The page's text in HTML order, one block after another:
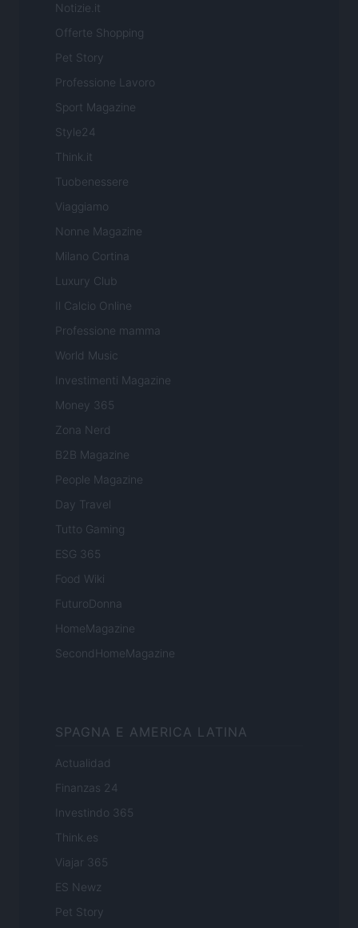
Notizie.it
Offerte Shopping
Pet Story
Professione Lavoro
Sport Magazine
Style24
Think.it
Tuobenessere
Viaggiamo
Nonne Magazine
Milano Cortina
Luxury Club
Il Calcio Online
Professione mamma
World Music
Investimenti Magazine
Money 365
Zona Nerd
B2B Magazine
People Magazine
Day Travel
Tutto Gaming
ESG 365
Food Wiki
FuturoDonna
HomeMagazine
SecondHomeMagazine
SPAGNA E AMERICA LATINA
Actualidad
Finanzas 24
Investindo 365
Think.es
Viajar 365
ES Newz
Pet Story